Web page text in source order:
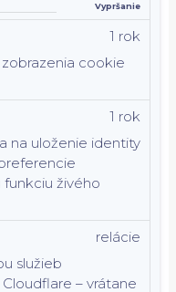
Vypršanie
cookie
1 rok
na uloženie identity
živého
1 rok
služieb
– vrátane
relácie